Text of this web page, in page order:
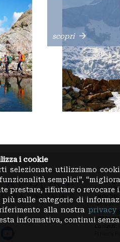
scopri
P.IVA
Sede
Sede
20124
i cookie
selezionate utilizziamo
semplici”,
prestare, rifiutare o revocare
più sulle categorie di
alla nostra privacy
informativa, continui senza